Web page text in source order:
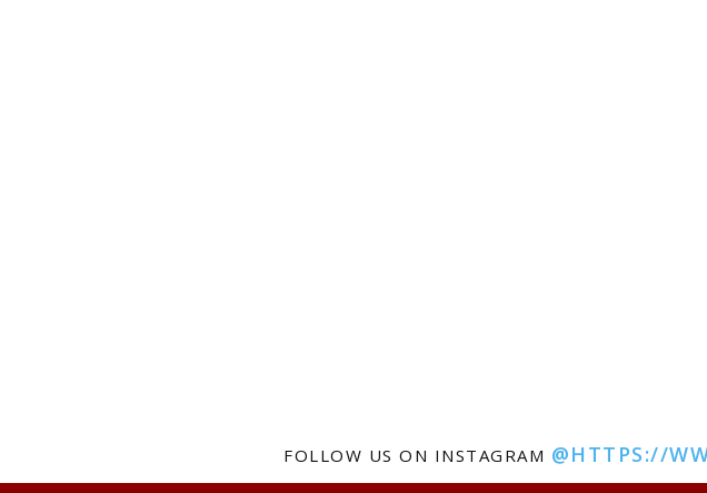
FOLLOW US ON INSTAGRAM @HTTPS://